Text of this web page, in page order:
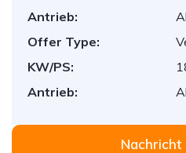
Antrieb:
Offer Type:
KW/PS:
Antrieb:
Nachricht